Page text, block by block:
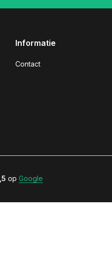
Informatie
Contact
op Google